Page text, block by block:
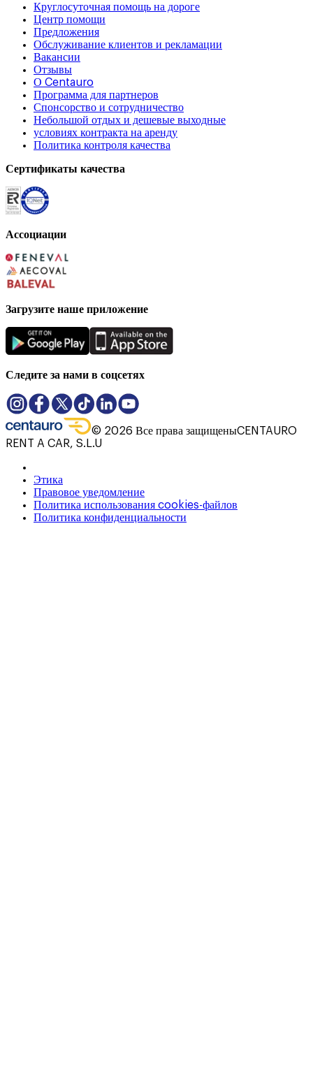
Круглосуточная помощь на дороге
Центр помощи
Предложения
Обслуживание клиентов и рекламации
Вакансии
Отзывы
О Centauro
Программа для партнеров
Спонсорство и сотрудничество
Небольшой отдых и дешевые выходные
условиях контракта на аренду
Политика контроля качества
Сертификаты качества
Ассоциации
Загрузите наше приложение
Следите за нами в соцсетях
© 2026 Все права защищеныCENTAURO
RENT A CAR, S.L.U
Этика
Правовое уведомление
Политика использования cookies-файлов
Политика конфиденциальности